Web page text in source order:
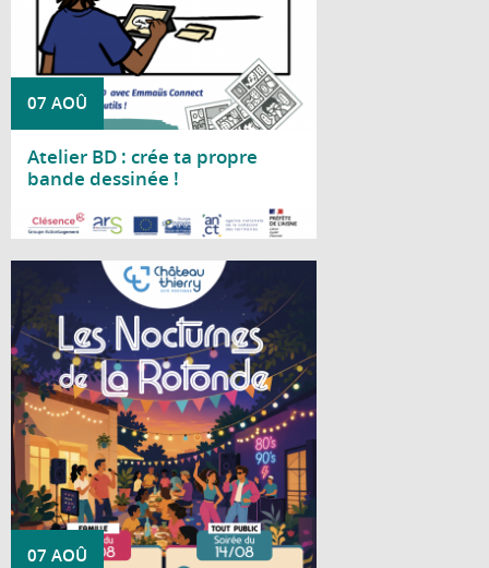
07 AOÛ
Atelier BD : crée ta propre
bande dessinée !
07 AOÛ
Cet été, le Centre social La Rotonde vous
invite à partager deux soirées conviviales
placées sous le signe de la bonne humeur
et de la musique.